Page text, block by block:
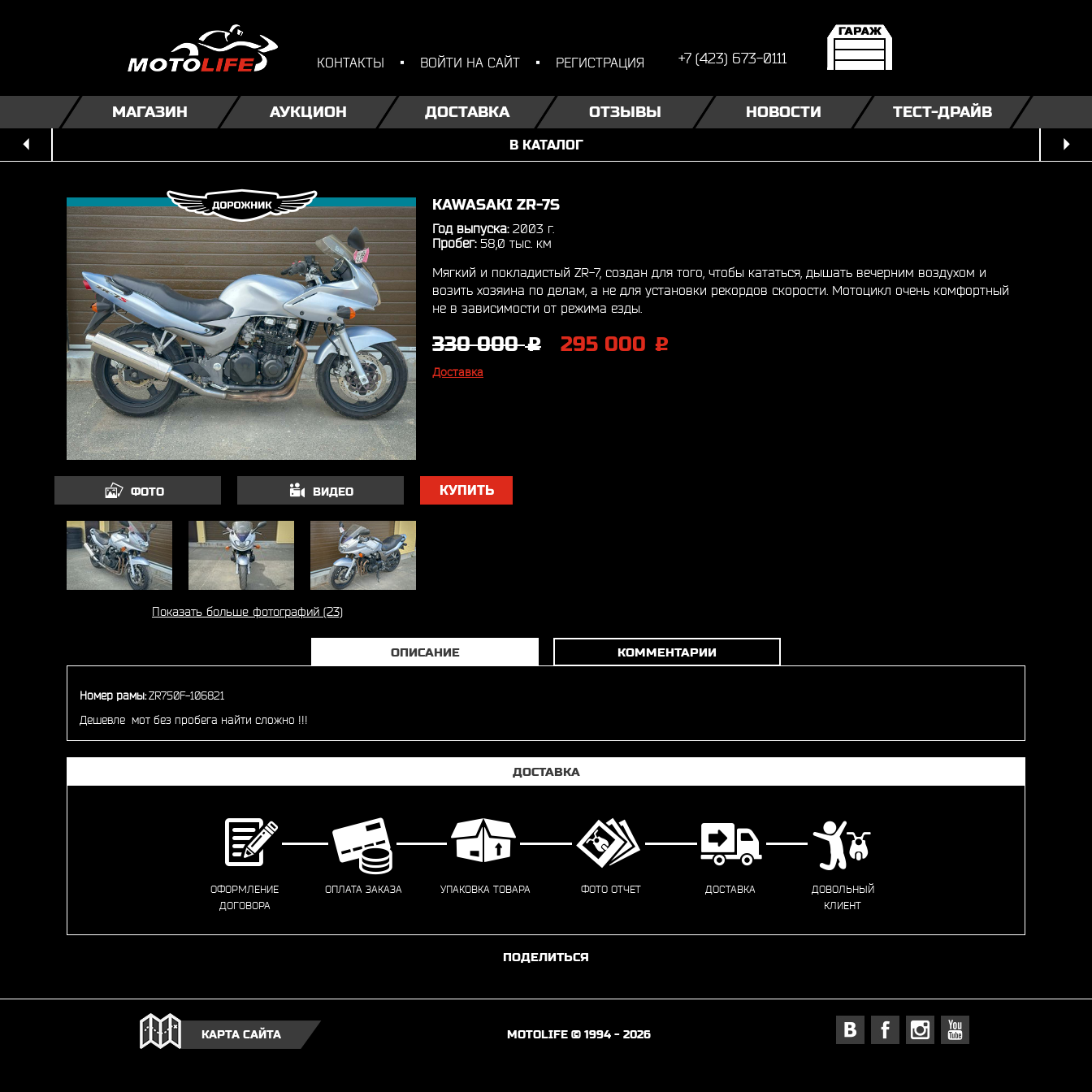
КОНТАКТЫ ВОЙТИ НА САЙТ РЕГИСТРАЦИЯ +7 (423) 673-0111
МАГАЗИН АУКЦИОН ДОСТАВКА ОТЗЫВЫ НОВОСТИ ТЕСТ-ДРАЙВ
В КАТАЛОГ
KAWASAKI ZR-7S
Год выпуска:2003 г.
Пробег:58,0 тыс. км
Мягкий и покладистый ZR-7, создан для того, чтобы кататься, дышать вечерним воздухом и
возить хозяина по делам, а не для установки рекордов скорости. Мотоцикл очень комфортный
не в зависимости от режима езды.
330 000j 295 000 j
Доставка
ФОТО ВИДЕО КУПИТЬ
Показать больше фотографий (23)
ОПИСАНИЕ КОММЕНТАРИИ
Номер рамы:ZR750F-106821
Дешевле мот без пробега найти сложно !!!
ДОСТАВКА
ОФОРМЛЕНИЕ
ДОГОВОРА
ОПЛАТА ЗАКАЗА УПАКОВКА ТОВАРА ФОТО ОТЧЕТ ДОСТАВКА
ДОВОЛЬНЫЙ
КЛИЕНТ
ПОДЕЛИТЬСЯ
КАРТА САЙТА MOTOLIFE © 1994 - 2026